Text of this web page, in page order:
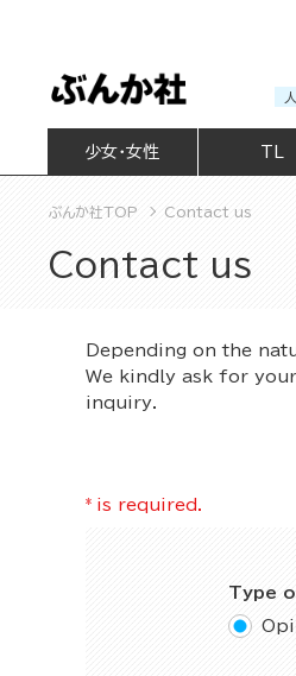
少女・女性
ぶんか社TOP Contact us
Contact us
Depending on the
We kindly ask for
inquiry.
* is required.
Type